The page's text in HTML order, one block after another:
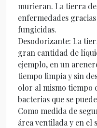
murieran. La tierra
enfermedades
fungicidas.
Desodorizante: La
gran cantidad de
ejemplo, en un
tiempo limpia y sin
olor al mismo tiempo
bacterias que se
Como medida de
área ventilada y en